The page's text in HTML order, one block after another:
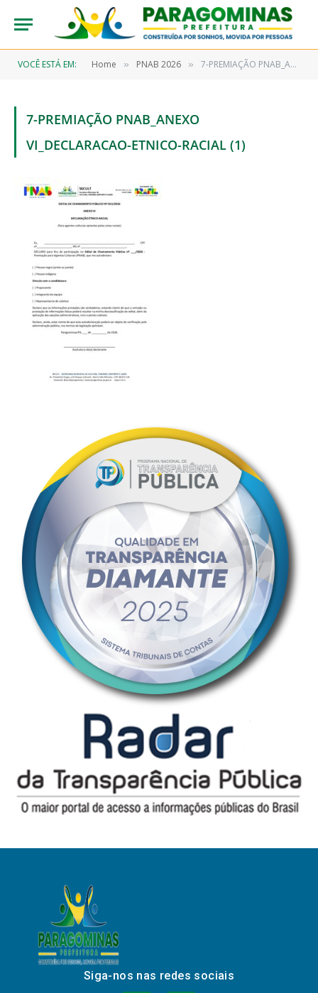
VOCÊ ESTÁ EM: Home » PNAB 2026 » 7-PREMIAÇÃO PNAB_ANEXO VI_declaracao-etnico-racial (1)
7-PREMIAÇÃO PNAB_ANEXO
VI_DECLARACAO-ETNICO-RACIAL (1)
Siga-nos nas redes sociais